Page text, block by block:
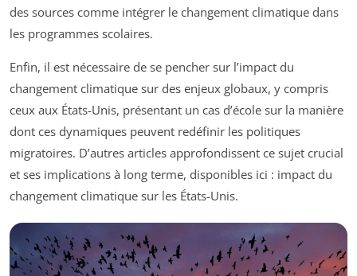
des sources comme intégrer le changement climatique dans
les programmes scolaires.
Enfin, il est nécessaire de se pencher sur l’impact du
changement climatique sur des enjeux globaux, y compris
ceux aux États-Unis, présentant un cas d’école sur la manière
dont ces dynamiques peuvent redéfinir les politiques
migratoires. D’autres articles approfondissent ce sujet crucial
et ses implications à long terme, disponibles ici : impact du
changement climatique sur les États-Unis.